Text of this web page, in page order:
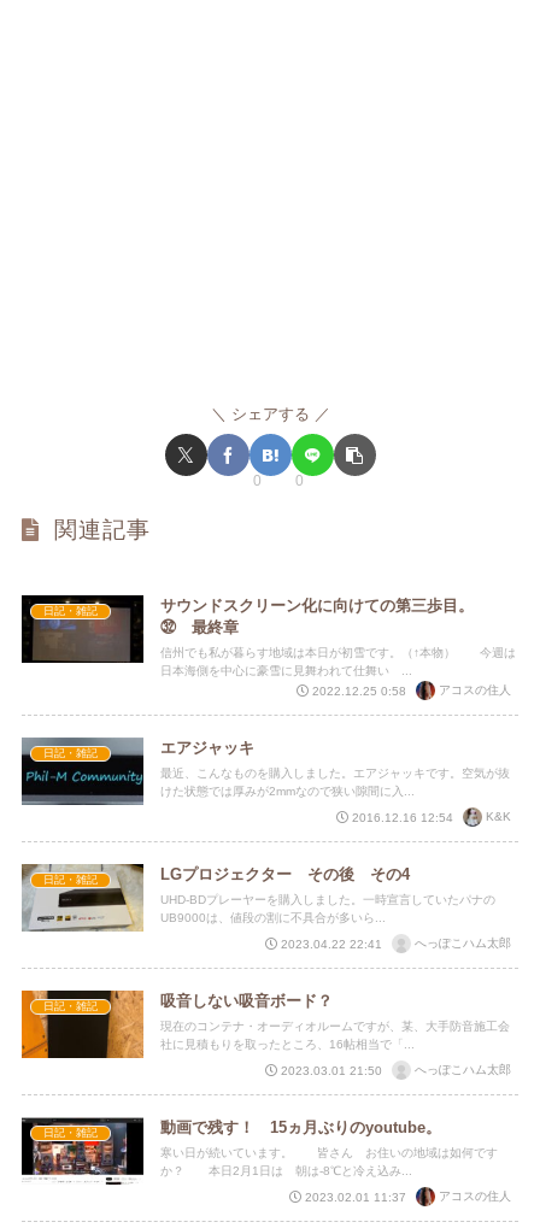
シェアする
0 0
関連記事
日記・雑記
サウンドスクリーン化に向けての第三歩目。
㉜ 最終章
信州でも私が暮らす地域は本日が初雪です。（↑本物） 今週は
日本海側を中心に豪雪に見舞われて仕舞い ...
2022.12.25 0:58
アコスの住人
日記・雑記 エアジャッキ
最近、こんなものを購入しました。エアジャッキです。空気が抜
けた状態では厚みが2mmなので狭い隙間に入...
2016.12.16 12:54
K&K
日記・雑記 LGプロジェクター その後 その4
UHD-BDプレーヤーを購入しました。一時宣言していたパナの
UB9000は、値段の割に不具合が多いら...
2023.04.22 22:41
へっぽこハム太郎
日記・雑記 吸音しない吸音ボード？
現在のコンテナ・オーディオルームですが、某、大手防音施工会
社に見積もりを取ったところ、16帖相当で「...
2023.03.01 21:50
へっぽこハム太郎
日記・雑記 動画で残す！ 15ヵ月ぶりのyoutube。
寒い日が続いています。 皆さん お住いの地域は如何です
か？ 本日2月1日は 朝は-8℃と冷え込み...
2023.02.01 11:37
アコスの住人